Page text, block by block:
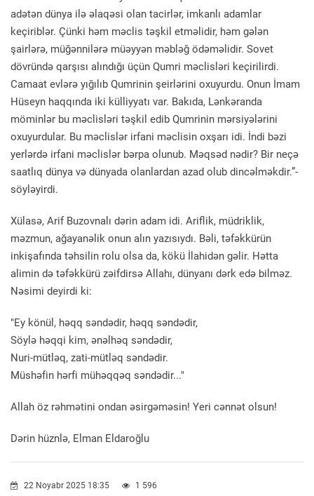
adətən dünya ilə əlaqəsi olan tacirlər, imkanlı adamlar
keçiriblər. Çünki həm məclis təşkil etməlidir, həm gələn
şairlərə, müğənnilərə müəyyən məbləğ ödəməlidir. Sovet
dövründə qarşısı alındığı üçün Qumri məclisləri keçirilirdi.
Camaat evlərə yığılıb Qumrinin şeirlərini oxuyurdu. Onun İmam
Hüseyn haqqında iki külliyyatı var. Bakıda, Lənkəranda
möminlər bu məclisləri təşkil edib Qumrinin mərsiyələrini
oxuyurdular. Bu məclislər irfani məclisin oxşarı idi. İndi bəzi
yerlərdə irfani məclislər bərpa olunub. Məqsəd nədir? Bir neçə
saatlıq dünya və dünyada olanlardan azad olub dincəlməkdir.”-
söyləyirdi.
Xülasə, Arif Buzovnalı dərin adam idi. Ariflik, müdriklik,
məzmun, ağayanəlik onun alın yazısıydı. Bəli, təfəkkürün
inkişafında təhsilin rolu olsa da, kökü İlahidən gəlir. Hətta
alimin də təfəkkürü zəifdirsə Allahı, dünyanı dərk edə bilməz.
Nəsimi deyirdi ki:
"Ey könül, həqq səndədir, həqq səndədir,
Söylə həqqi kim, ənəlhəq səndədir,
Nuri-mütləq, zati-mütləq səndədir.
Müshəfin hərfi mühəqqəq səndədir..."
Allah öz rəhmətini ondan əsirgəməsin! Yeri cənnət olsun!
Dərin hüznlə, Elman Eldaroğlu
22 Noyabr 2025 18:35 1 596